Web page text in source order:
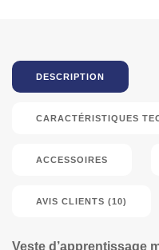
DESCRIPTION
CARACTÉRISTIQUES
ACCESSOIRES
AVIS CLIENTS (10)
Veste d’apprentissage